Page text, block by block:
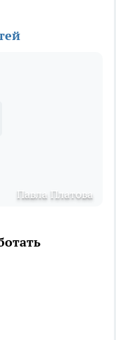
Павла Платова